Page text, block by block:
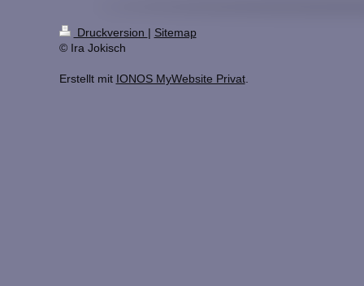
Druckversion | Sitemap
© Ira Jokisch
Erstellt mit IONOS MyWebsite Privat.